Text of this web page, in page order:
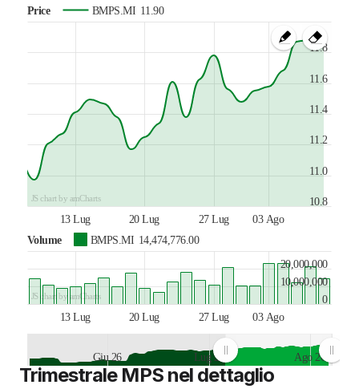
Price BMPS.MI 11.90
13 Lug 20 Lug 27 Lug 03 Ago
10.8
11.0
11.2
11.4
11.6
11.8
JS chart by amCharts
Volume BMPS.MI 14,474,776.00
13 Lug 20 Lug 27 Lug 03 Ago
0
10,000,000
20,000,000
JS chart by amCharts
Giu 26 Lug 26 Ago 26
JS chart by amCharts
Trimestrale MPS nel dettaglio